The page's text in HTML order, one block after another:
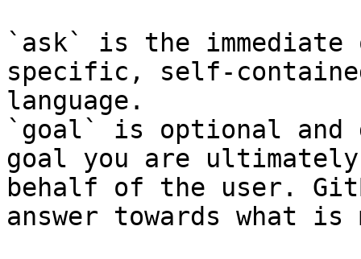
`ask` is the
specific, self-
language.
`goal` is optional and
goal you are
behalf of the user.
answer towards what